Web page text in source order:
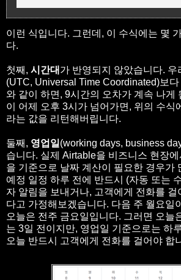
이런 식입니다. 그런데, 이 수식에는 몇
다.
첫째, 시간대 가 반영되지 않았습니다.
(UTC, Universal Time Coordinated)보다
와 같이 하면, 9시간의 오차가 계속 나게
이 어제 오후 3시가 넘어가면, 위의 수식
라는 값을 리턴해버립니다.
둘째, 영업일(working days, business
습니다. 실제 Airtable을 비즈니스 현장
을 기준으로 날짜 계산이 필요한 경우가
예정 일정 하루 전에 반드시 (자동 또는
자 알림을 보내거나, 고객에게 전화를 걸
다고 가정해보겠습니다. 다음 주 월요일
오늘은 전주 금요일입니다. 그러면 오늘
는 3일 전이지만, 영업일 기준으로는 하
오늘 반드시 고객에게 전화를 걸어야 합